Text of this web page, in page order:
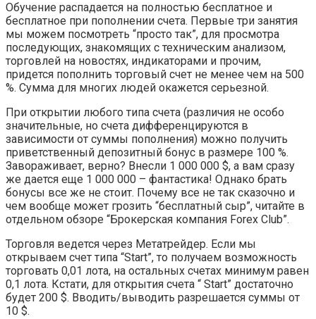
Обучение распадается на полностью бесплатное и
бесплатное при пополнении счета. Первые три занятия
мы можем посмотреть “просто так”, для просмотра
последующих, знакомящих с техническим анализом,
торговлей на новостях, индикаторами и прочим,
придется пополнить торговый счет не менее чем на 500
%. Сумма для многих людей окажется серьезной.
При открытии любого типа счета (различия не особо
значительные, но счета дифференцируются в
зависимости от суммы пополнения) можно получить
приветственный депозитный бонус в размере 100 %.
Завораживает, верно? Внесли 1 000 000 $, а вам сразу
же дается еще 1 000 000 – фантастика! Однако брать
бонусы все же не стоит. Почему все не так сказочно и
чем вообще может грозить “бесплатный сыр”, читайте в
отдельном обзоре “Брокерская компания Forex Club”.
Торговля ведется через Метатрейдер. Если мы
открываем счет типа “Start”, то получаем возможность
торговать 0,01 лота, на остальных счетах минимум равен
0,1 лота. Кстати, для открытия счета “ Start” достаточно
будет 200 $. Вводить/выводить разрешается суммы от
10 $.